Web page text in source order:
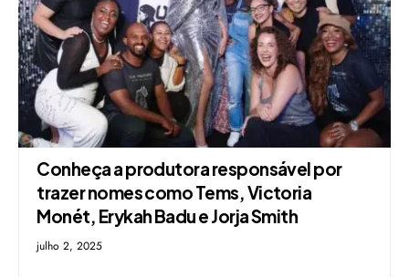
Conheça a produtora responsável por
trazer nomes como Tems, Victoria
Monét, Erykah Badu e Jorja Smith
julho 2, 2025